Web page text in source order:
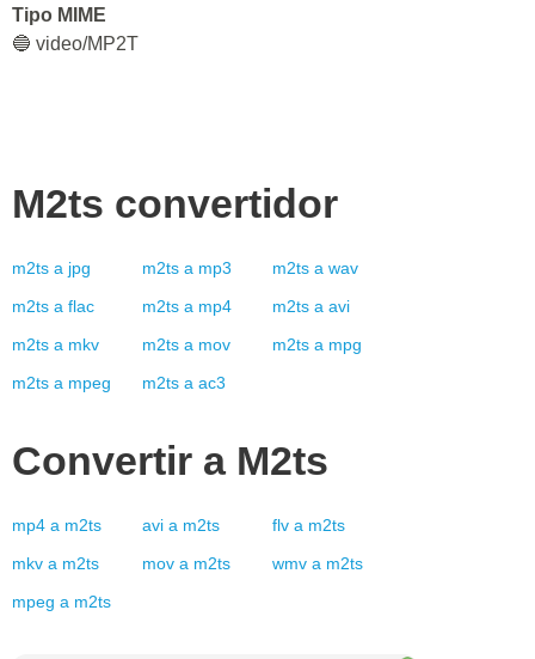
Tipo MIME
🔵 video/MP2T
M2ts convertidor
m2ts a jpg m2ts a mp3 m2ts a wav
m2ts a flac m2ts a mp4 m2ts a avi
m2ts a mkv m2ts a mov m2ts a mpg
m2ts a mpeg m2ts a ac3
Convertir a M2ts
mp4 a m2ts avi a m2ts flv a m2ts
mkv a m2ts mov a m2ts wmv a m2ts
mpeg a m2ts